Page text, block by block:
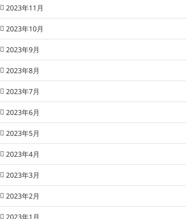
2023年11月
2023年10月
2023年9月
2023年8月
2023年7月
2023年6月
2023年5月
2023年4月
2023年3月
2023年2月
2023年1月